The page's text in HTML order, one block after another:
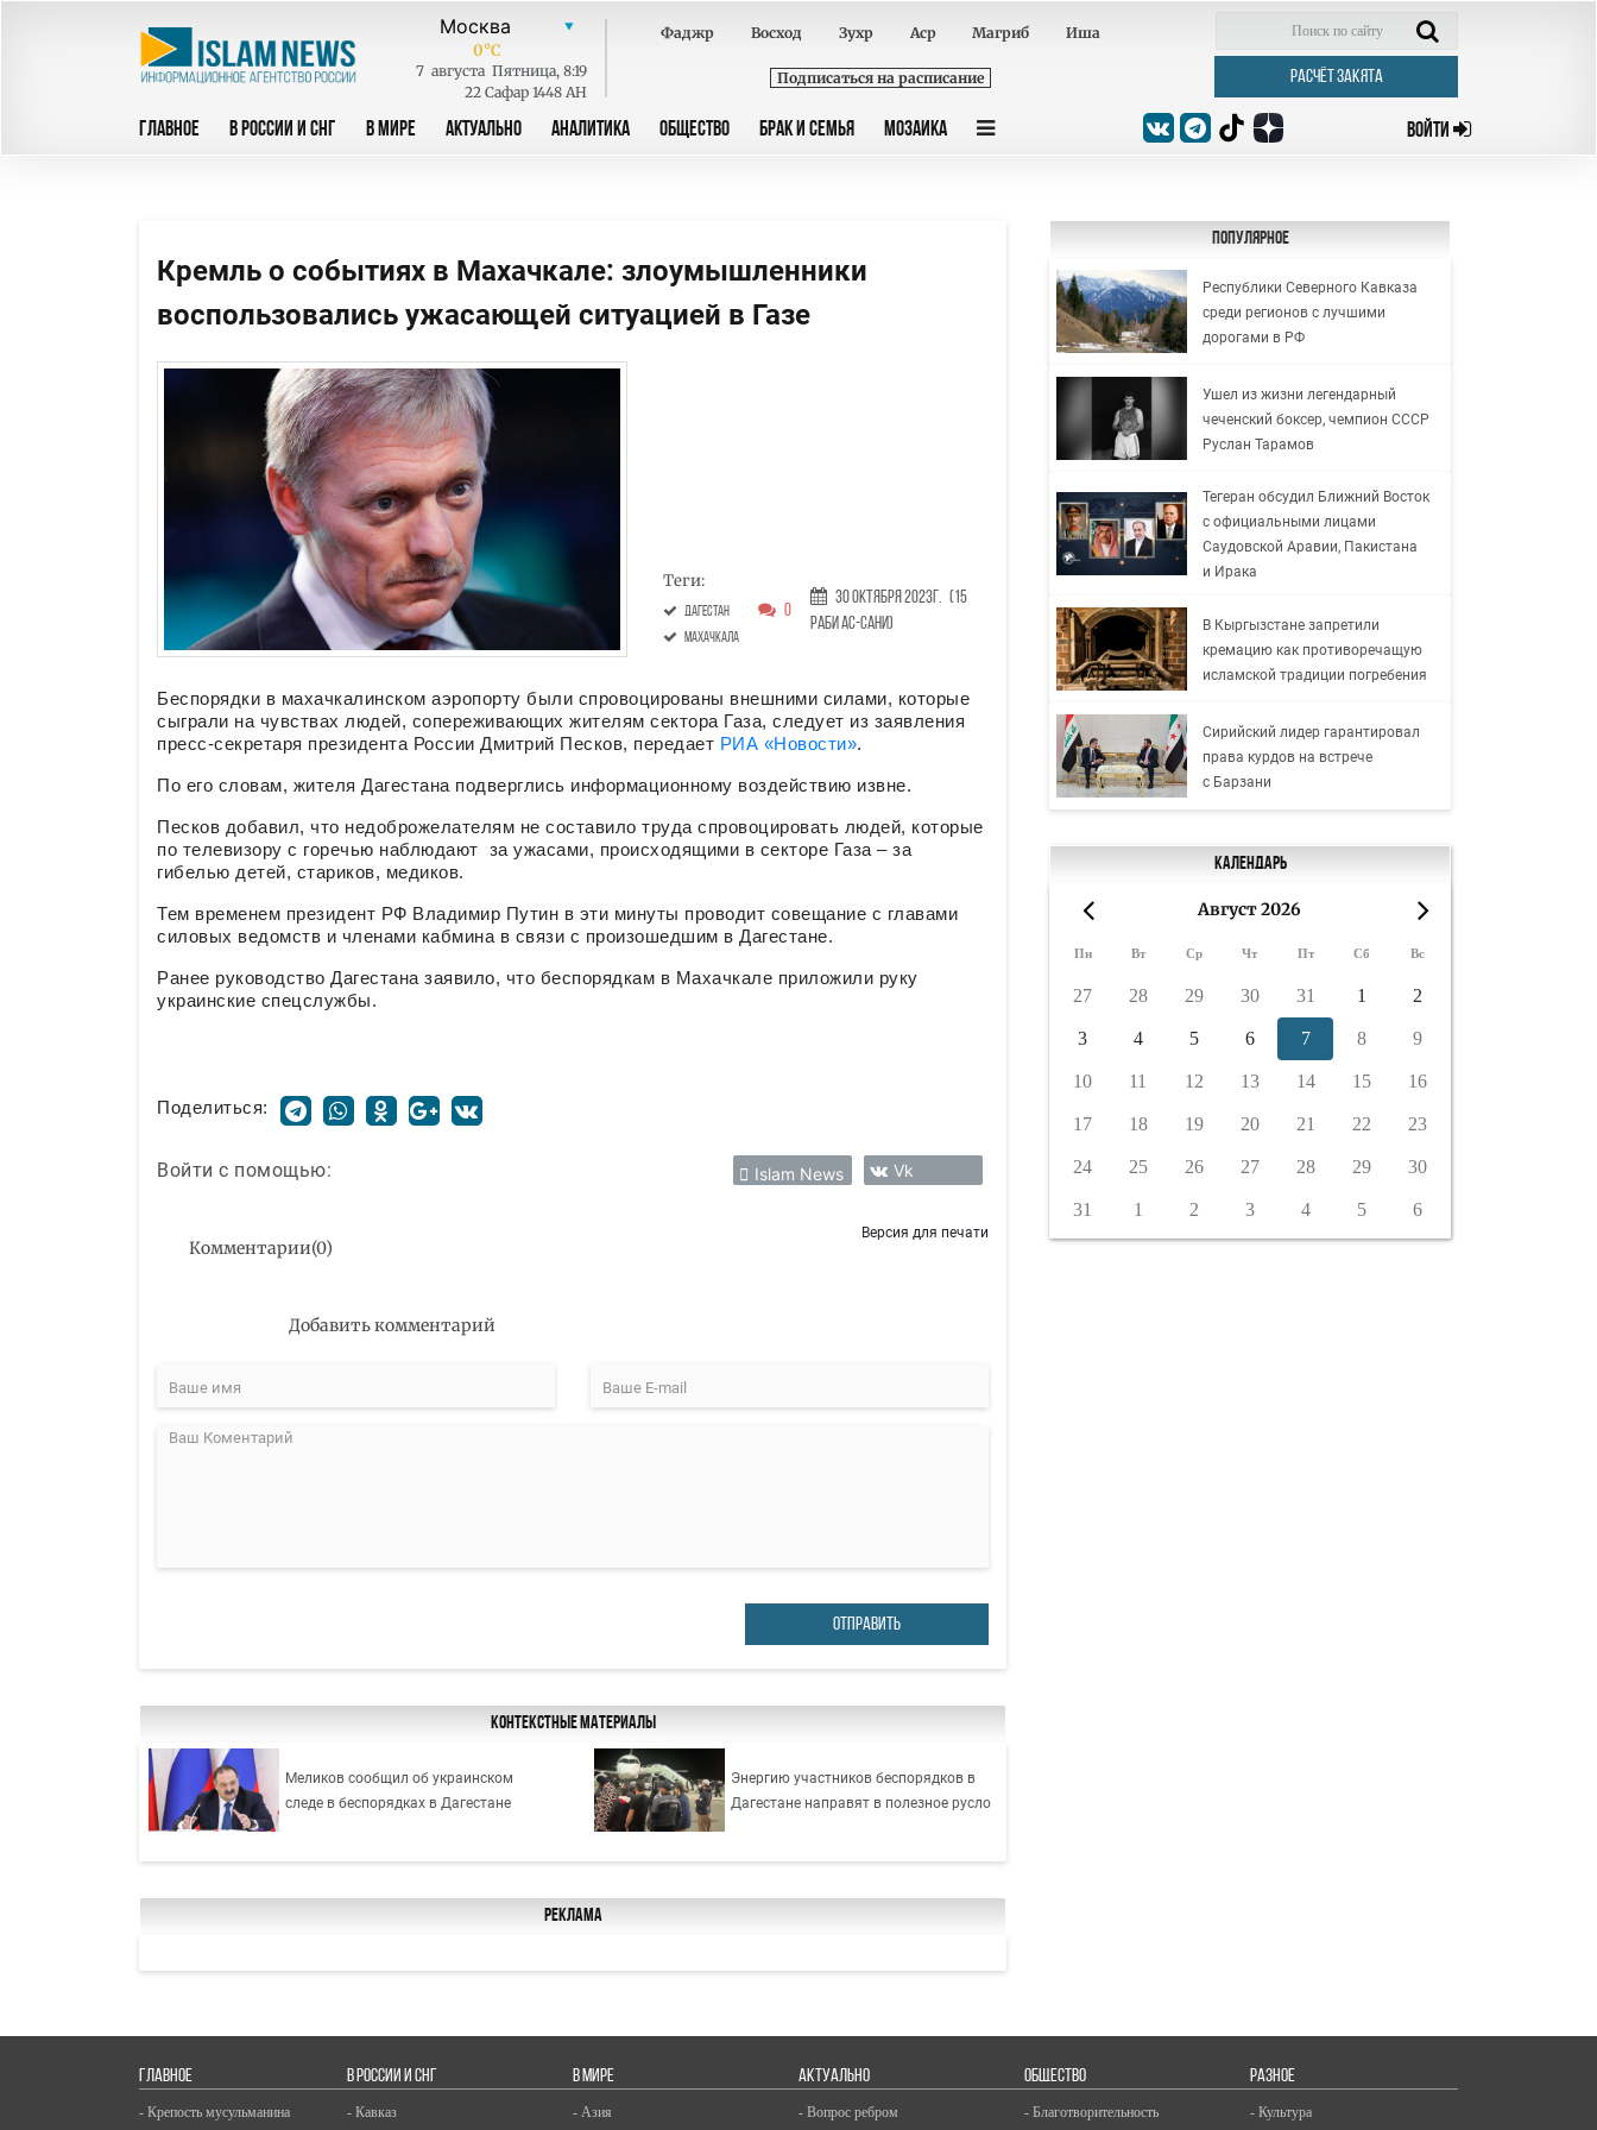
0°C
7 августа Пятница, 8:19
22 Сафар 1448 AH
Фаджр Восход Зухр Аср Магриб Иша
Подписаться на расписание РАСЧЁТ ЗАКЯТА
ГЛАВНОЕ В РОССИИ И СНГ В МИРЕ АКТУАЛЬНО АНАЛИТИКА ОБЩЕСТВО БРАК И СЕМЬЯ МОЗАИКА ВОЙТИ
Кремль о событиях в Махачкале: злоумышленники
воспользовались ужасающей ситуацией в Газе
Теги:
Дагестан
Махачкала
0
30 Октября 2023г. (15
Раби ас-сани)
Беспорядки в махачкалинском аэропорту были спровоцированы внешними силами, которые
сыграли на чувствах людей, сопереживающих жителям сектора Газа, следует из заявления
пресс-секретаря президента России Дмитрий Песков, передает РИА «Новости».
По его словам, жителя Дагестана подверглись информационному воздействию извне.
Песков добавил, что недоброжелателям не составило труда спровоцировать людей, которые
по телевизору с горечью наблюдают за ужасами, происходящими в секторе Газа – за
гибелью детей, стариков, медиков.
Тем временем президент РФ Владимир Путин в эти минуты проводит совещание с главами
силовых ведомств и членами кабмина в связи с произошедшим в Дагестане.
Ранее руководство Дагестана заявило, что беспорядкам в Махачкале приложили руку
украинские спецслужбы.
Поделиться:
Войти с помощью: Islam News Vk
Комментарии(0)
Версия для печати
Добавить комментарий
ОТПРАВИТЬ
Контекстные материалы
Меликов сообщил об украинском
следе в беспорядках в Дагестане
Энергию участников беспорядков в
Дагестане направят в полезное русло
Реклама
Популярное
Республики Северного Кавказа
среди регионов с лучшими
дорогами в РФ
Ушел из жизни легендарный
чеченский боксер, чемпион СССР
Руслан Тарамов
Тегеран обсудил Ближний Восток
с официальными лицами
Саудовской Аравии, Пакистана
и Ирака
В Кыргызстане запретили
кремацию как противоречащую
исламской традиции погребения
Сирийский лидер гарантировал
права курдов на встрече
с Барзани
Календарь
Август 2026
Пн Вт Ср Чт Пт Сб Вс
27 28 29 30 31 1 2
3 4 5 6 7 8 9
10 11 12 13 14 15 16
17 18 19 20 21 22 23
24 25 26 27 28 29 30
31 1 2 3 4 5 6
ГЛАВНОЕ
- Крепость мусульманина
В РОССИИ И СНГ
- Кавказ
В МИРЕ
- Азия
АКТУАЛЬНО
- Вопрос ребром
ОБЩЕСТВО
- Благотворительность
РАЗНОЕ
- Культура